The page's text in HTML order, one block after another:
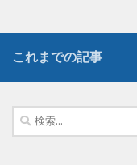
これまでの記事
検
索: